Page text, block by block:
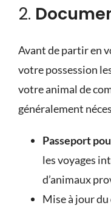
2.
Avant de partir en
votre possession
votre animal de
généralement
Passeport
les voyages
d’animaux
Mise à jour du